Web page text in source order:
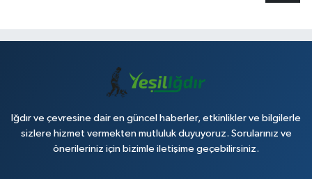
Iğdır ve çevresine dair en güncel haberler, etkinlikler ve bilgilerle
sizlere hizmet vermekten mutluluk duyuyoruz. Sorularınız ve
önerileriniz için bizimle iletişime geçebilirsiniz.